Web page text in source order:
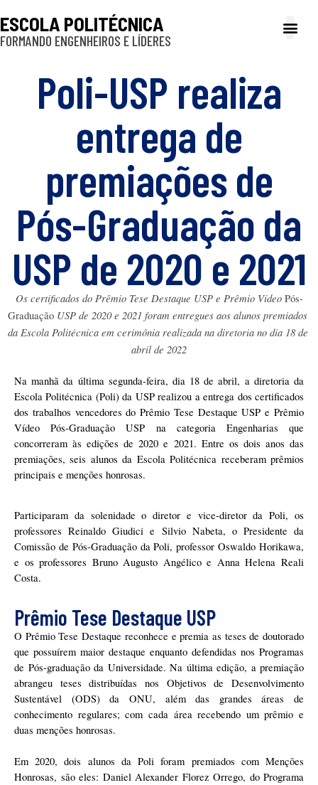
ESCOLA POLITÉCNICA
FORMANDO ENGENHEIROS E LÍDERES
Poli-USP realiza
entrega de
premiações de
Pós-Graduação da
USP de 2020 e 2021
Os certificados do Prêmio Tese Destaque USP e Prêmio Vídeo Pós-
Graduação USP de 2020 e 2021 foram entregues aos alunos premiados
da Escola Politécnica em cerimônia realizada na diretoria no dia 18 de
abril de 2022
Na manhã da última segunda-feira, dia 18 de abril, a diretoria da
Escola Politécnica (Poli) da USP realizou a entrega dos certificados
dos trabalhos vencedores do Prêmio Tese Destaque USP e Prêmio
Vídeo Pós-Graduação USP na categoria Engenharias que
concorreram às edições de 2020 e 2021. Entre os dois anos das
premiações, seis alunos da Escola Politécnica receberam prêmios
principais e menções honrosas.
Participaram da solenidade o diretor e vice-diretor da Poli, os
professores Reinaldo Giudici e Silvio Nabeta, o Presidente da
Comissão de Pós-Graduação da Poli, professor Oswaldo Horikawa,
e os professores Bruno Augusto Angélico e Anna Helena Reali
Costa.
Prêmio Tese Destaque USP
O Prêmio Tese Destaque reconhece e premia as teses de doutorado
que possuírem maior destaque enquanto defendidas nos Programas
de Pós-graduação da Universidade. Na última edição, a premiação
abrangeu teses distribuídas nos Objetivos de Desenvolvimento
Sustentável (ODS) da ONU, além das grandes áreas de
conhecimento regulares; com cada área recebendo um prêmio e
duas menções honrosas.
Em 2020, dois alunos da Poli foram premiados com Menções
Honrosas, são eles: Daniel Alexander Florez Orrego, do Programa